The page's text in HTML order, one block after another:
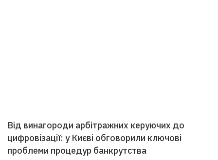
Від винагороди арбітражних керуючих до
цифровізації: у Києві обговорили ключові
проблеми процедур банкрутства